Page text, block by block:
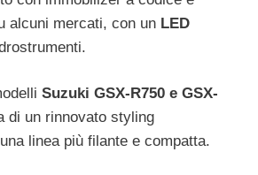
alcuni mercati, con un LED
Suzuki GSX-R750 e GSX-
di un rinnovato styling
linea più filante e compatta.